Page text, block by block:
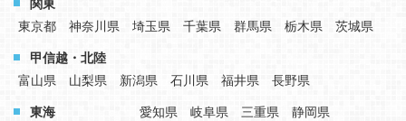
関東
東京都
神奈川県 埼玉県 千葉県 群馬県 栃木県 茨城県
甲信越・北陸
富山県
山梨県 新潟県 石川県 福井県 長野県
東海 愛知県 岐阜県 三重県 静岡県